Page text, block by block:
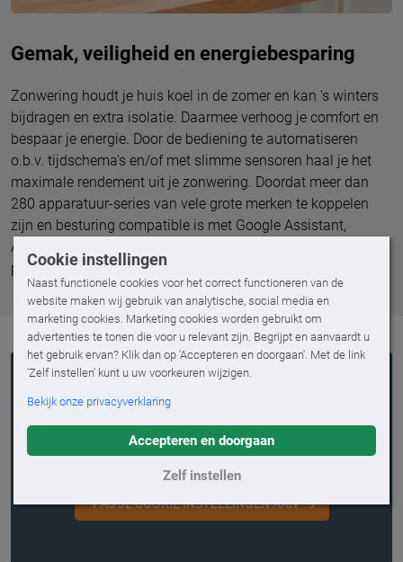
Cookie instellingen
Naast functionele cookies voor het correct functioneren van de
website maken wij gebruik van analytische, social media en
marketing cookies. Marketing cookies worden gebruikt om
advertenties te tonen die voor u relevant zijn. Begrijpt en aanvaardt u
het gebruik ervan? Klik dan op 'Accepteren en doorgaan'. Met de link
'Zelf instellen' kunt u uw voorkeuren wijzigen.
Bekijk onze privacyverklaring
Accepteren en doorgaan
Zelf instellen
Gemak, veiligheid en energiebesparing
Zonwering houdt je huis koel in de zomer en kan 's winters
bijdragen en extra isolatie. Daarmee verhoog je comfort en
bespaar je energie. Door de bediening te automatiseren
o.b.v. tijdschema's en/of met slimme sensoren haal je het
maximale rendement uit je zonwering. Doordat meer dan
280 apparatuur-series van vele grote merken te koppelen
zijn en besturing compatible is met Google Assistant,
Amazon Alexa en Apple HomeKit zijn de mogelijkheden
praktisch grenzeloos!
We willen je hier graag een video laten zien, maar dat
kan alleen als je toestemming geeft voor 'social media'
PAS JE COOKIE INSTELLINGEN AAN